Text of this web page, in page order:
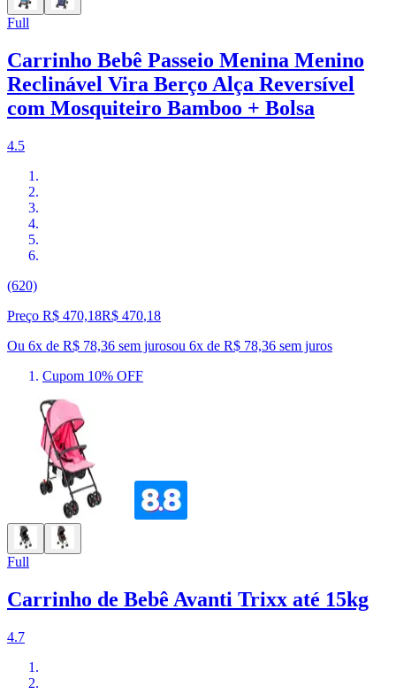
Full
Carrinho Bebê Passeio Menina Menino
Reclinável Vira Berço Alça Reversível
com Mosquiteiro Bamboo + Bolsa
4.5
(620)
Preço R$ 470,18R$ 470,18
Ou 6x de R$ 78,36 sem jurosou 6x de R$ 78,36 sem juros
Cupom 10% OFF
Full
Carrinho de Bebê Avanti Trixx até 15kg
4.7